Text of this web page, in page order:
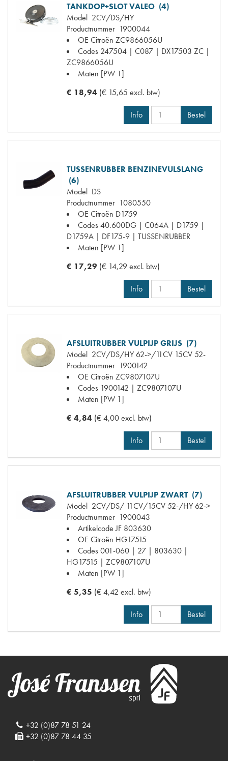
TANKDOP+SLOT VALEO (4)
Model 2CV/DS/HY
Productnummer 1900044
OE Citroën ZC9866056U
Codes 247504 | C087 | DX17503 ZC |
ZC9866056U
Maten [PW 1]
€ 18,94 (€ 15,65 excl. btw)
Info Bestel
TUSSENRUBBER BENZINEVULSLANG
(6)
Model DS
Productnummer 1080550
OE Citroën D1759
Codes40.600DG | C064A | D1759 |
D1759A | DF175-9 | TUSSENRUBBER
Maten [PW 1]
€ 17,29 (€ 14,29 excl. btw)
Info Bestel
AFSLUITRUBBER VULPIJP GRIJS (7)
Model 2CV/DS/HY 62->/11CV 15CV 52-
Productnummer 1900142
OE Citroën ZC9807107U
Codes 1900142 | ZC9807107U
Maten [PW 1]
€ 4,84 (€ 4,00 excl. btw)
Info Bestel
AFSLUITRUBBER VULPIJP ZWART (7)
Model 2CV/DS/ 11CV/15CV 52-/HY 62->
Productnummer 1900043
Artikelcode JF 803630
OE Citroën HG17515
Codes001-060 | 27 | 803630 |
HG17515 | ZC9807107U
Maten [PW 1]
€ 5,35 (€ 4,42 excl. btw)
Info Bestel
+32 (0)87 78 51 24
+32 (0)87 78 44 35